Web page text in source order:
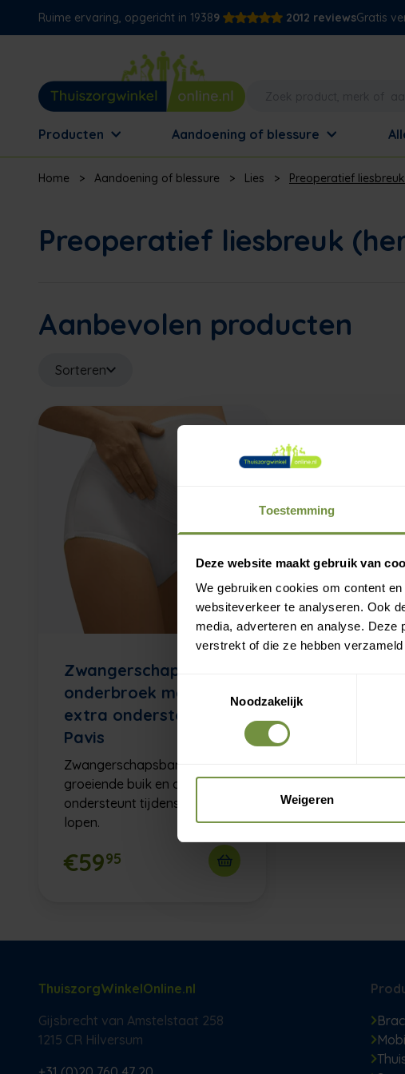
Toestemming
Deze website maakt gebruik van
We gebruiken cookies om content
websiteverkeer te analyseren. Ook
media, adverteren en analyse. Deze
verstrekt of die ze hebben
Noodzakelijk
Weigeren
Ruime ervaring, opgericht in 19389 2012 reviewsGratis
Producten Aandoening of blessure
Home > Aandoening of blessure > Lies > Preoperatief
Preoperatief liesbreuk
Aanbevolen producten
Sorteren
Zwangerschaps
onderbroek met
extra ondersteuning -
Pavis
Zwangerschapsband die je
groeiende buik en onderrug
ondersteunt tijdens staan en
lopen.
€5995
ThuiszorgWinkelOnline.nl
Gijsbrecht van Amstelstaat 258
1215 CR Hilversum